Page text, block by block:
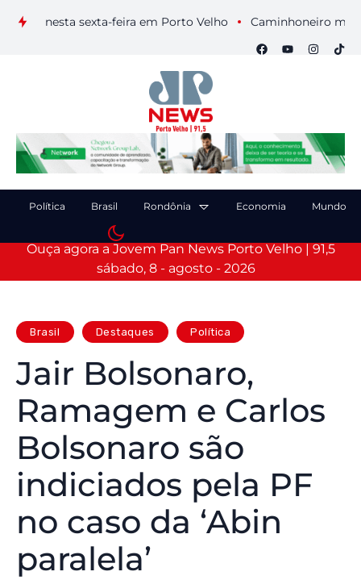
nesta sexta-feira em Porto Velho Caminhoneiro morre
Política Brasil Rondônia Economia Mundo
Ouça agora a Jovem Pan News Porto Velho | 91,5
sábado, 8 - agosto - 2026
Brasil Destaques Política
Jair Bolsonaro,
Ramagem e Carlos
Bolsonaro são
indiciados pela PF
no caso da ‘Abin
paralela’